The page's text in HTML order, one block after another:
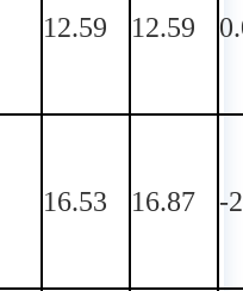
12.59 12.59
16.53 16.87 -